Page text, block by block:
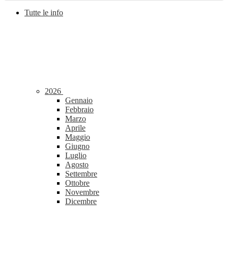
Tutte le info
2026
Gennaio
Febbraio
Marzo
Aprile
Maggio
Giugno
Luglio
Agosto
Settembre
Ottobre
Novembre
Dicembre